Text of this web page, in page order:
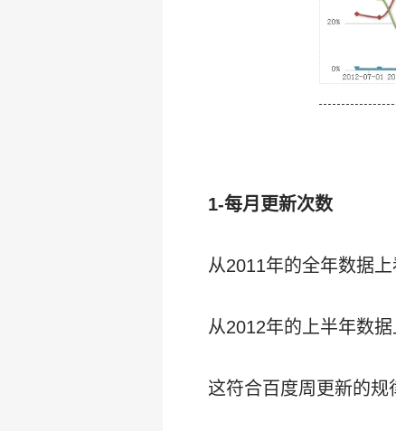
1-每月更新次数
从2011年的全年数据
从2012年的上半年数
这符合百度周更新的规